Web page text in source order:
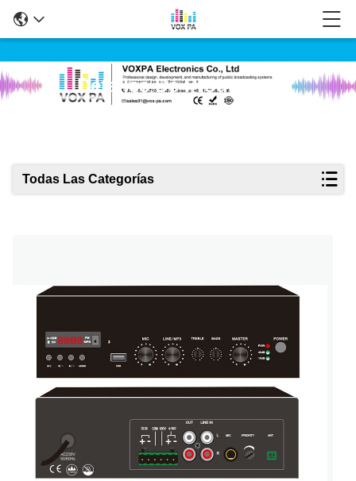
Detalles De Productos
Todas Las Categorías